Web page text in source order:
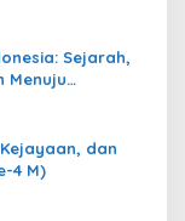
Sejarah,
Menuju
dan
4 M)